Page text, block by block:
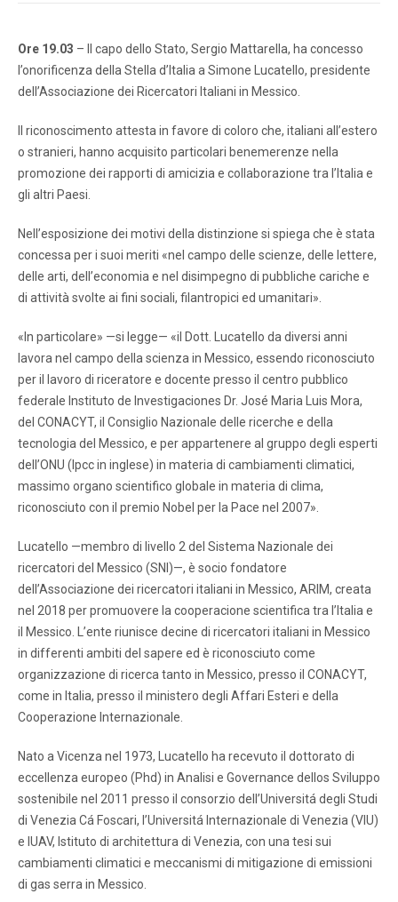
Ore 19.03 – Il capo dello Stato, Sergio Mattarella, ha concesso
l’onorificenza della Stella d’Italia a Simone Lucatello, presidente
dell’Associazione dei Ricercatori Italiani in Messico.
Il riconoscimento attesta in favore di coloro che, italiani all’estero
o stranieri, hanno acquisito particolari benemerenze nella
promozione dei rapporti di amicizia e collaborazione tra l’Italia e
gli altri Paesi.
Nell’esposizione dei motivi della distinzione si spiega che è stata
concessa per i suoi meriti «nel campo delle scienze, delle lettere,
delle arti, dell’economia e nel disimpegno di pubbliche cariche e
di attività svolte ai fini sociali, filantropici ed umanitari».
«In particolare» —si legge— «il Dott. Lucatello da diversi anni
lavora nel campo della scienza in Messico, essendo riconosciuto
per il lavoro di riceratore e docente presso il centro pubblico
federale Instituto de Investigaciones Dr. José Maria Luis Mora,
del CONACYT, il Consiglio Nazionale delle ricerche e della
tecnologia del Messico, e per appartenere al gruppo degli esperti
dell’ONU (Ipcc in inglese) in materia di cambiamenti climatici,
massimo organo scientifico globale in materia di clima,
riconosciuto con il premio Nobel per la Pace nel 2007».
Lucatello —membro di livello 2 del Sistema Nazionale dei
ricercatori del Messico (SNI)—, è socio fondatore
dell’Associazione dei ricercatori italiani in Messico, ARIM, creata
nel 2018 per promuovere la cooperacione scientifica tra l’Italia e
il Messico. L’ente riunisce decine di ricercatori italiani in Messico
in differenti ambiti del sapere ed è riconosciuto come
organizzazione di ricerca tanto in Messico, presso il CONACYT,
come in Italia, presso il ministero degli Affari Esteri e della
Cooperazione Internazionale.
Nato a Vicenza nel 1973, Lucatello ha recevuto il dottorato di
eccellenza europeo (Phd) in Analisi e Governance dellos Sviluppo
sostenibile nel 2011 presso il consorzio dell’Universitá degli Studi
di Venezia Cá Foscari, l’Universitá Internazionale di Venezia (VIU)
e IUAV, Istituto di architettura di Venezia, con una tesi sui
cambiamenti climatici e meccanismi di mitigazione di emissioni
di gas serra in Messico.